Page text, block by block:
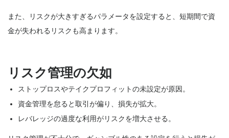
また、リスクが大きすぎるパラメータを設定すると、短期間で資
金が失われるリスクも高まります。
リスク管理の欠如
ストップロスやテイクプロフィットの未設定が原因。
資金管理を怠ると取引が偏り、損失が拡大。
レバレッジの過度な利用がリスクを増大させる。